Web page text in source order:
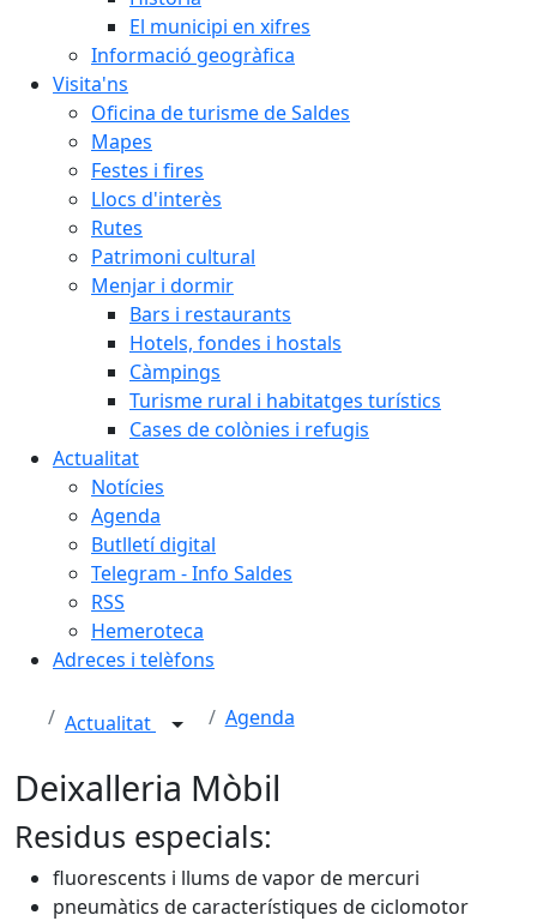
El municipi en xifres
Informació geogràfica
Visita'ns
Oficina de turisme de Saldes
Mapes
Festes i fires
Llocs d'interès
Rutes
Patrimoni cultural
Menjar i dormir
Bars i restaurants
Hotels, fondes i hostals
Càmpings
Turisme rural i habitatges turístics
Cases de colònies i refugis
Actualitat
Notícies
Agenda
Butlletí digital
Telegram - Info Saldes
RSS
Hemeroteca
Adreces i telèfons
Actualitat Agenda
Deixalleria Mòbil
Residus especials:
fluorescents i llums de vapor de mercuri
pneumàtics de característiques de ciclomotor